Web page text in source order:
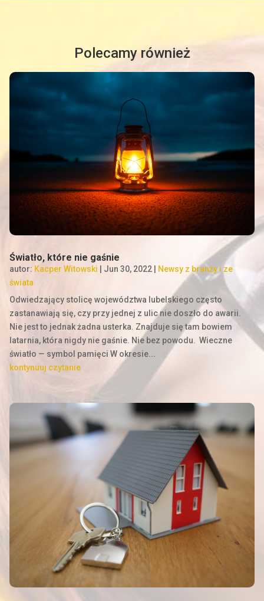
Polecamy również
Światło, które nie gaśnie
autor: Kacper Witowski Jun 30, 2022|
Newsy z branży i ze
świata
Odwiedzający stolicę województwa lubelskiego często
zastanawiają się, czy przy jednej z ulic nie doszło do awarii.
Nie jest to jednak żadna usterka. Znajduje się tam bowiem
latarnia, która nigdy nie gaśnie. Nie bez powodu. Wieczne
światło — symbol pamięci W okresie...
kontynuuj czytanie